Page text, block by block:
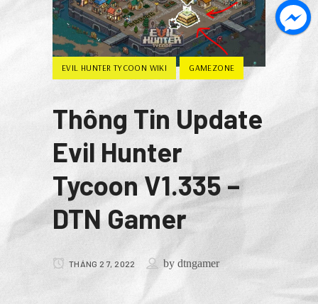
EVIL HUNTER TYCOON WIKI GAMEZONE
Thông Tin Update
Evil Hunter
Tycoon V1.335 –
DTN Gamer
THÁNG 2 7, 2022 by dtngamer